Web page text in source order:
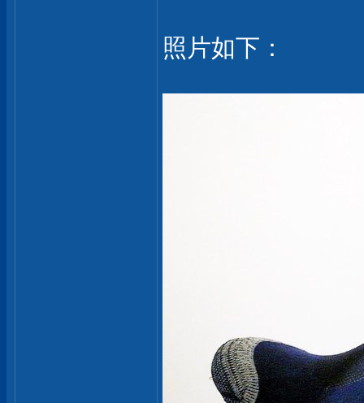
照片如下：